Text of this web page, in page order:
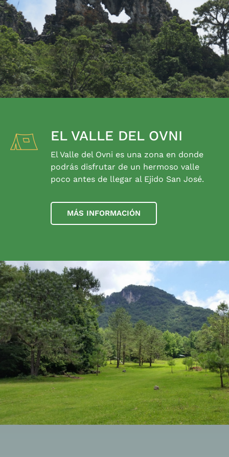
EL VALLE DEL OVNI
El Valle del Ovni es una zona en donde
podrás disfrutar de un hermoso valle
poco antes de llegar al Ejido San José.
MÁS INFORMACIÓN